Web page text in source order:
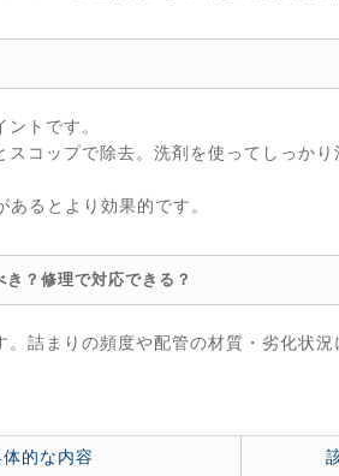
トです。
コップで除去。洗剤を使ってしっか
るとより効果的です。
？修理で対応できる？
詰まりの頻度や配管の材質・劣化状
的な内容